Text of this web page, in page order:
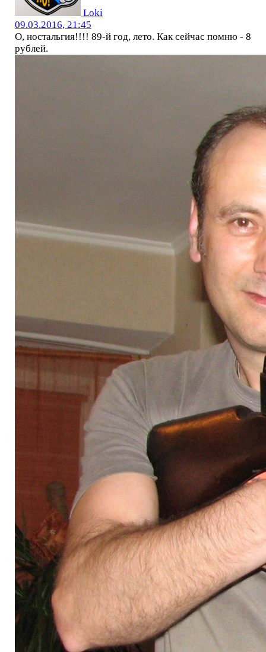
Loki
09.03.2016, 21:45
О, ностальгия!!!! 89-й год, лето. Как сейчас помню - 8
рублей.